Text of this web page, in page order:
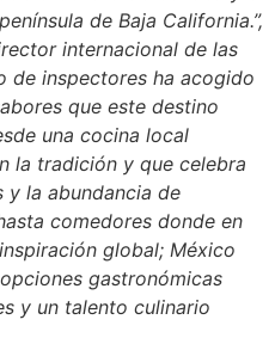
de Baja California.”,
internacional de las
de inspectores ha acogido
que este destino
una cocina local
la tradición y que celebra
la abundancia de
comedores donde en
global; México
gastronómicas
y un talento culinario